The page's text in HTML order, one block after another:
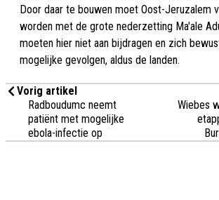
Door daar te bouwen moet Oost-Jeruzalem
worden met de grote nederzetting Ma'ale
moeten hier niet aan bijdragen en zich
mogelijke gevolgen, aldus de landen.
Vorig artikel
Radboudumc neemt
patiënt met mogelijke
ebola-infectie op
Wiebes